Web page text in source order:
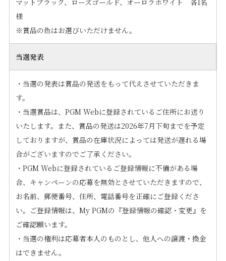
マットブラック、ローズゴールド、オーロラホワイト 各1名
様
※賞品の色はお選びいただけません。
当選発表
・当選の発表は賞品の発送をもって代えさせていただきま
す。
・当選賞品は、PGM Webに登録されているご住所にお送り
いたします。また、賞品の発送は2026年7月下旬までを予定
しておりますが、賞品の在庫状況によっては発送が遅れる場
合がございますのでご了承ください。
・PGM Webに登録されているご登録情報に不備がある場
合、キャンペーンの応募を無効とさせていただきますので、
お名前、郵便番号、住所、電話番号を正確にご登録くださ
い。ご登録情報は、My PGMの『登録情報の確認・変更』を
ご確認願います。
・当選の権利は応募者本人のものとし、他人への譲渡・換金
はできません。